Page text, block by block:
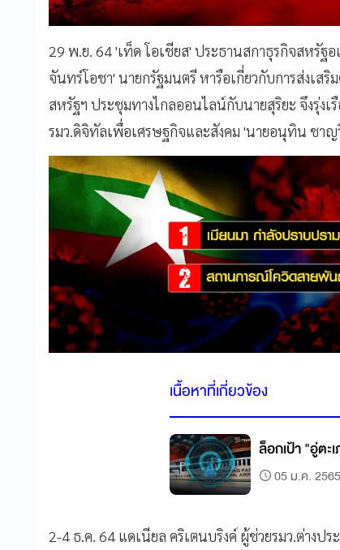
29 พ.ย. 64 'เท็ด โอเชียส' ประธานสกาธุรกิจสหรัฐอ
จันทร์โอชา' นายกรัฐมนตรี หารือเกี่ยวกับการส่งเส
สหรัฐฯ ประชุมทางไกลออนไลน์กับนายสุริยะ จึงรุ่ง
รมว.ดิจิทัลเพื่อเศรษฐกิจและสังคม 'นายอนุทิน ชาญ
เนื้อหาที่เกี่ยวข้อง
ล็อกเป้
05 ม.ค.
2-4 ธ.ค. 64 แดเนียล คริเตนบริงค์ ผู้ช่วยรมว.ต่างป